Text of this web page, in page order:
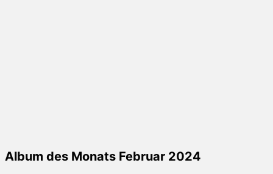
Album des Monats Februar 2024